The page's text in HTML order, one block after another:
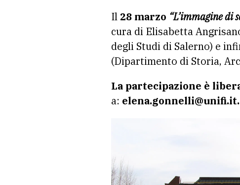
Il 28 marzo “L’immagine
cura di Elisabetta
degli Studi di Salerno) e
(Dipartimento di Storia,
La partecipazione è
a: elena.gonnelli@unifi.it.